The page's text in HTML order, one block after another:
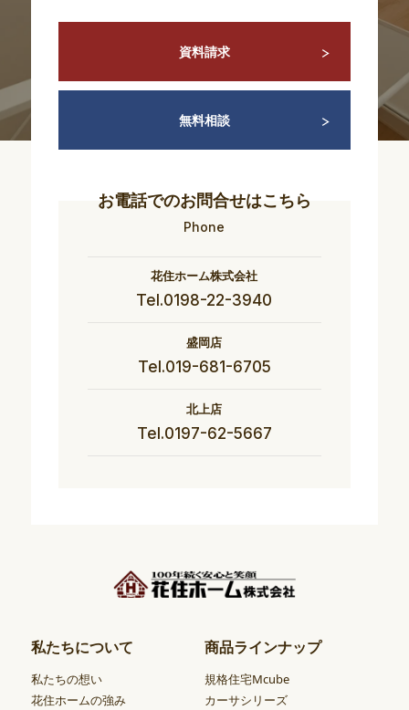
資料請求
無料相談
お電話でのお問合せはこちら
Phone
花住ホーム株式会社
Tel.0198-22-3940
盛岡店
Tel.019-681-6705
北上店
Tel.0197-62-5667
私たちについて
私たちの想い
花住ホームの強み
商品ラインナップ
規格住宅Mcube
カーサシリーズ